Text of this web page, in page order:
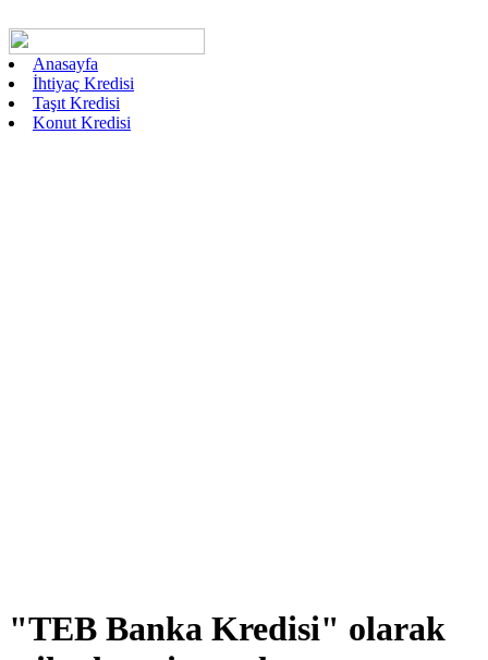
Anasayfa
İhtiyaç Kredisi
Taşıt Kredisi
Konut Kredisi
"TEB Banka Kredisi" olarak